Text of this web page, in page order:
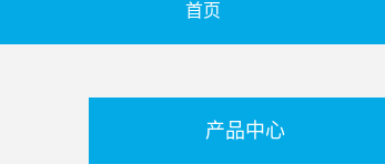
首页
产品中心